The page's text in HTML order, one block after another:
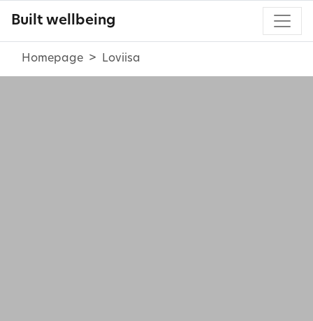
Built wellbeing
Homepage Loviisa